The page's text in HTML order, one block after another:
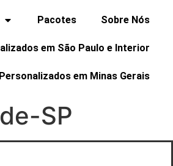
Pacotes Sobre Nós
em São Paulo e Interior
em Minas Gerais
SP